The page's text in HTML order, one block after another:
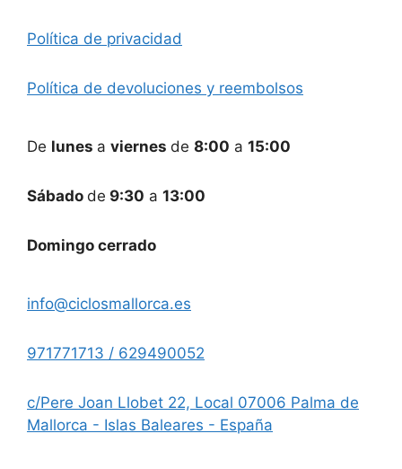
Política de privacidad
Política de devoluciones y reembolsos
De lunes a viernes de 8:00 a 15:00
Sábado de 9:30 a 13:00
Domingo cerrado
info@ciclosmallorca.es
971771713 / 629490052
c/Pere Joan Llobet 22, Local 07006 Palma de
Mallorca - Islas Baleares - España